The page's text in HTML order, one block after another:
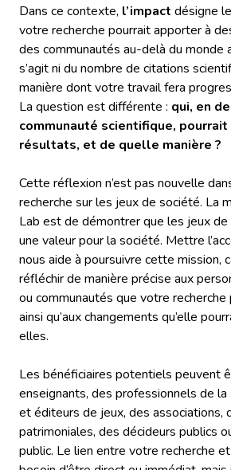
Dans ce contexte, l’impact désigne
votre recherche pourrait apporter à
des communautés au-delà du monde
s’agit ni du nombre de citations
manière dont votre travail fera
La question est différente : qui, en
communauté scientifique,
résultats, et de quelle manière ?
Cette réflexion n’est pas nouvelle
recherche sur les jeux de société. La
Lab est de démontrer que les jeux
une valeur pour la société. Mettre
nous aide à poursuivre cette mission,
réfléchir de manière précise aux
ou communautés que votre
ainsi qu’aux changements qu’elle
elles.
Les bénéficiaires potentiels peuvent
enseignants, des professionnels de
et éditeurs de jeux, des associations,
patrimoniales, des décideurs publics
public. Le lien entre votre recherche et